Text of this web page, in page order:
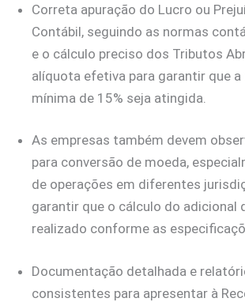
Correta apuração do Lucro ou
Contábil, seguindo as normas
e o cálculo preciso dos Tributos
alíquota efetiva para garantir que
mínima de 15% seja atingida.
As empresas também devem
para conversão de moeda,
de operações em diferentes
garantir que o cálculo do adicional
realizado conforme as
Documentação detalhada e
consistentes para apresentar à